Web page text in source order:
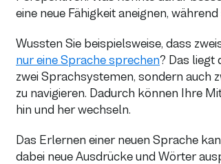
eine neue Fähigkeit aneignen,
Wussten Sie beispielsweise, dass
nur eine Sprache sprechen? Das liegt
zwei Sprachsystemen, sondern auch
zu navigieren. Dadurch können Ihre
hin und her wechseln.
Das Erlernen einer neuen Sprache
dabei neue Ausdrücke und Wörter